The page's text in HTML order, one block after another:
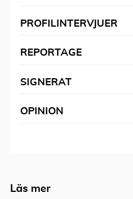
PROFILINTERVJUER
REPORTAGE
SIGNERAT
OPINION
Läs mer